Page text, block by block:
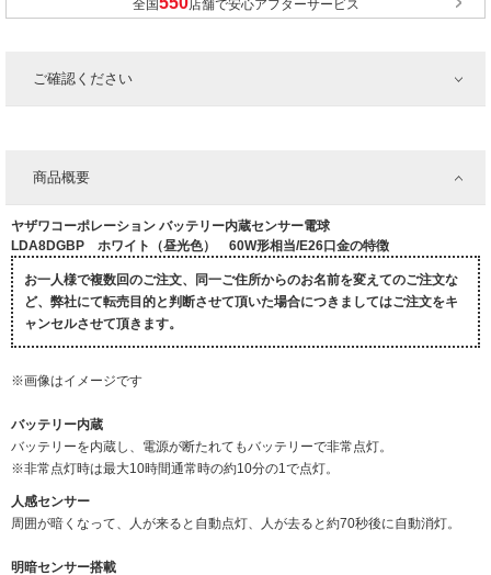
全国 店舗で安心アフターサービス
ご確認ください
商品概要
ヤザワコーポレーション バッテリー内蔵センサー電球
LDA8DGBP ホワイト（昼光色） 60W形相当/E26口金の特徴
お一人様で複数回のご注文、同一ご住所からのお名前を変えてのご注文な
ど、弊社にて転売目的と判断させて頂いた場合につきましてはご注文をキ
ャンセルさせて頂きます。
※画像はイメージです
バッテリー内蔵
バッテリーを内蔵し、電源が断たれてもバッテリーで非常点灯。
※非常点灯時は最大10時間通常時の約10分の1で点灯。
人感センサー
周囲が暗くなって、人が来ると自動点灯、人が去ると約70秒後に自動消灯。
明暗センサー搭載